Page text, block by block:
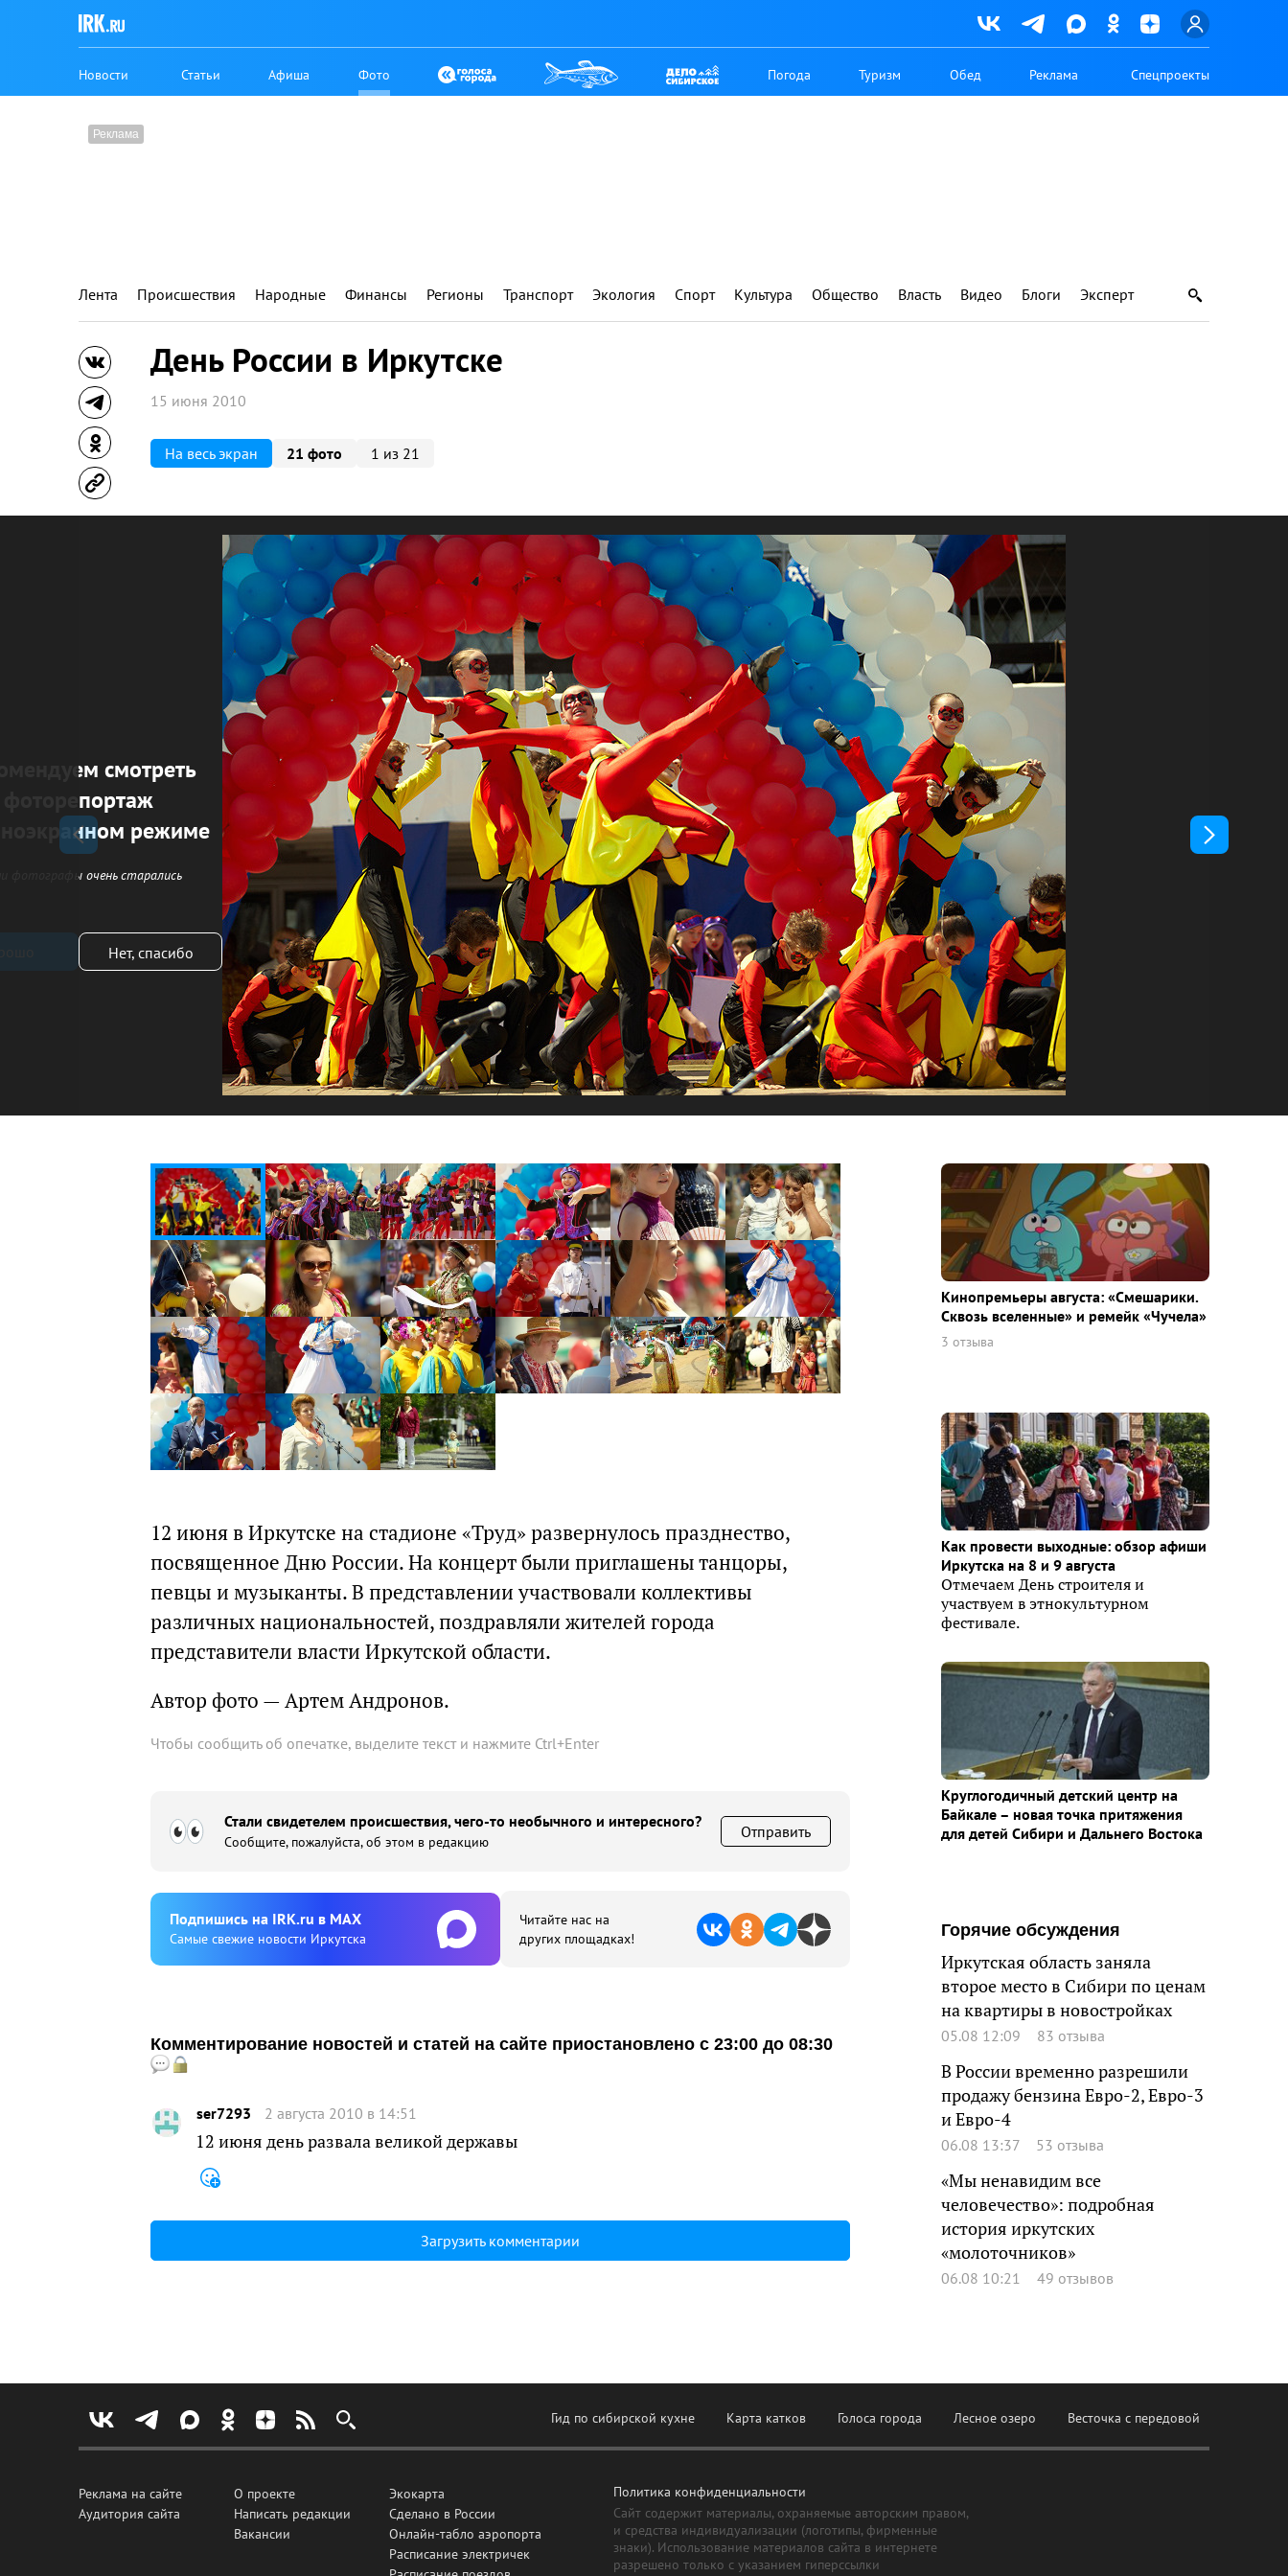
Новости Статьи Афиша Фото Погода Туризм Обед Реклама Спецпроекты
Лента Происшествия Народные Финансы Регионы Транспорт Экология Спорт Культура Общество Власть Видео Блоги Эксперт
День России в Иркутске
15 июня 2010
На весь экран 21 фото 1 из 21
смотреть
фоторепортаж
режиме
фотографы очень старались
Нет, спасибо
12 июня в Иркутске на стадионе «Труд» развернулось празднество,
посвященное Дню России. На концерт были приглашены танцоры,
певцы и музыканты. В представлении участвовали коллективы
различных национальностей, поздравляли жителей города
представители власти Иркутской области.
Автор фото — Артем Андронов.
Чтобы сообщить об опечатке, выделите текст и нажмите Ctrl+Enter
Стали свидетелем происшествия, чего-то необычного и интересного?
Сообщите, пожалуйста, об этом в редакцию
Отправить
Подпишиcь на IRK.ru в MAX
Cамые свежие новости Иркутска
Читайте нас на
других площадках!
Комментирование новостей и статей на сайте приостановлено с 23:00 до 08:30
ser7293 2 августа 2010 в 14:51
12 июня день развала великой державы
Загрузить комментарии
Кинопремьеры августа: «Смешарики.
Сквозь вселенные» и ремейк «Чучела»
3 отзыва
Как провести выходные: обзор афиши
Иркутска на 8 и 9 августа
Отмечаем День строителя и
участвуем в этнокультурном
фестивале.
Круглогодичный детский центр на
Байкале – новая точка притяжения
для детей Сибири и Дальнего Востока
Горячие обсуждения
Иркутская область заняла
второе место в Сибири по ценам
на квартиры в новостройках
05.08 12:09 83 отзыва
В России временно разрешили
продажу бензина Евро-2, Евро-3
и Евро-4
06.08 13:37 53 отзыва
«Мы ненавидим все
человечество»: подробная
история иркутских
«молоточников»
06.08 10:21 49 отзывов
Гид по сибирской кухне Карта катков Голоса города Лесное озеро Весточка с передовой
Реклама на сайте
Аудитория сайта
О проекте
Написать редакции
Вакансии
Экокарта
Сделано в России
Онлайн-табло аэропорта
Расписание электричек
Политика конфиденциальности
Сайт содержит материалы, охраняемые авторским правом,
и средства индивидуализации (логотипы, фирменные
знаки). Использование материалов сайта в интернете
разрешено только с указанием гиперссылки